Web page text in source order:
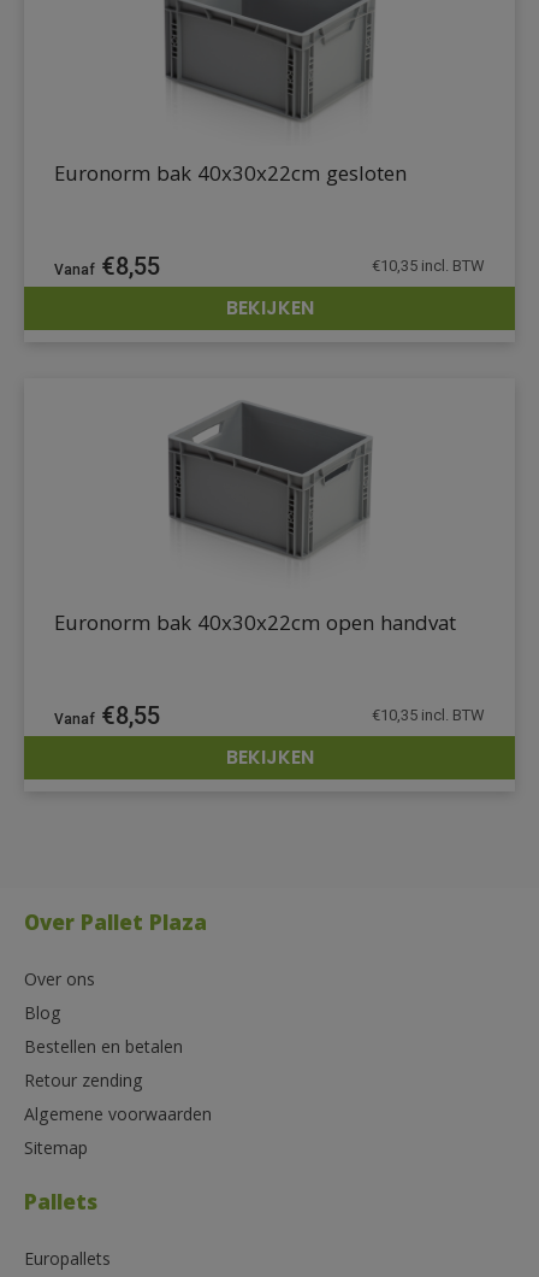
DETAILS
Euronorm bak 40x30x22cm gesloten
€8,55 €10,35 incl. BTW
BEKIJKEN
DETAILS
Euronorm bak 40x30x22cm open handvat
€8,55 €10,35 incl. BTW
BEKIJKEN
Over Pallet Plaza
Over ons
Blog
Bestellen en betalen
Retour zending
Algemene voorwaarden
Sitemap
Pallets
Europallets